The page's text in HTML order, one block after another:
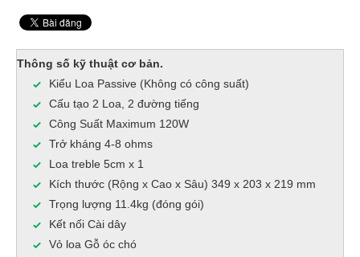
Thông số kỹ thuật cơ bản.
Kiểu Loa Passive (Không có công suất)
Cấu tạo 2 Loa, 2 đường tiếng
Công Suất Maximum 120W
Trở kháng 4-8 ohms
Loa treble 5cm x 1
Kích thước (Rộng x Cao x Sâu) 349 x 203 x 219 mm
Trọng lượng 11.4kg (đóng gói)
Kết nối Cài dây
Vỏ loa Gỗ óc chó